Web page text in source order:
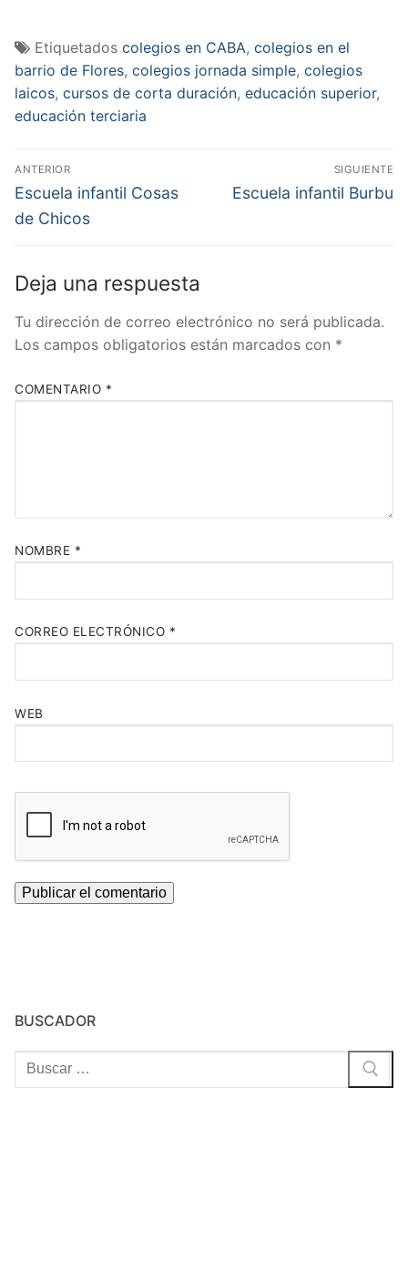
Etiquetados colegios en CABA, colegios en el
barrio de Flores, colegios jornada simple, colegios
laicos, cursos de corta duración, educación superior,
educación terciaria
Navegación
de
entradas
ANTERIOR
Entrada
anterior:
Escuela infantil Cosas
de Chicos
SIGUIENTE
Entrada
Escuela infantil Burbu
Deja una respuesta
Tu dirección de correo electrónico no será publicada.
Los campos obligatorios están marcados con *
COMENTARIO *
NOMBRE *
CORREO ELECTRÓNICO *
WEB
BUSCADOR
Buscar: